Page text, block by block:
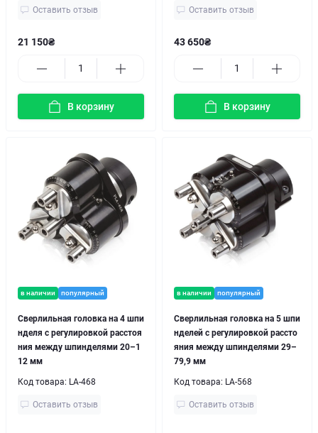
Оставить отзыв
21 150₴
В корзину
Оставить отзыв
43 650₴
В корзину
в наличии популярный
Сверлильная головка на 4 шпи
нделя с регулировкой расстоя
ния между шпинделями 20–1
12 мм
Код товара: LA-468
Оставить отзыв
в наличии популярный
Сверлильная головка на 5 шпи
нделей с регулировкой рассто
яния между шпинделями 29–
79,9 мм
Код товара: LA-568
Оставить отзыв